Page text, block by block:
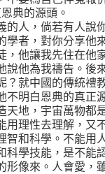
典的源頭。
的人，倘若有人說
學者，對你分享他
，他讓我先住在他
說他為我禱告。後
？就中國的傳統禮
明白恩典的真正
天地，宇宙萬物都
用理性去理解，又
智和科學。不能用
科學技能，是不能
形像來。人會愛，